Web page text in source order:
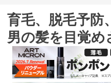
育毛、脱毛予防
男の髪を目覚め